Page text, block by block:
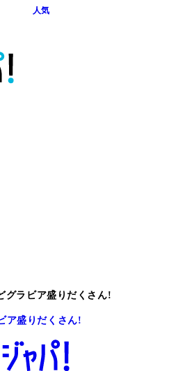
人気
グラビア盛りだくさん!
ア盛りだくさん!